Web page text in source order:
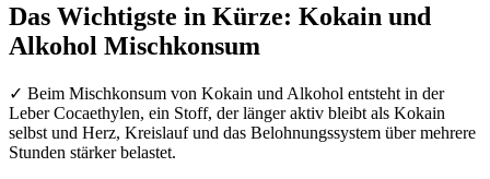
Das Wichtigste in Kürze: Kokain und
Alkohol Mischkonsum
✓ Beim Mischkonsum von Kokain und Alkohol entsteht in der
Leber Cocaethylen, ein Stoff, der länger aktiv bleibt als Kokain
selbst und Herz, Kreislauf und das Belohnungssystem über mehrere
Stunden stärker belastet.